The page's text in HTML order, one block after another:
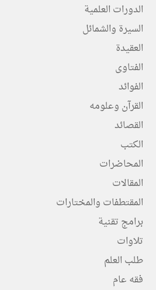
الدورات العلمية
السيرة والشمائل
العقيدة
الفتاوى
الفوائد
القرآن وعلومه
القصائد
الكتب
المحاضرات
المقالات
المقتطفات والمختارات
برامج تقنية
تلاوات
طلب العلم
فقه عام